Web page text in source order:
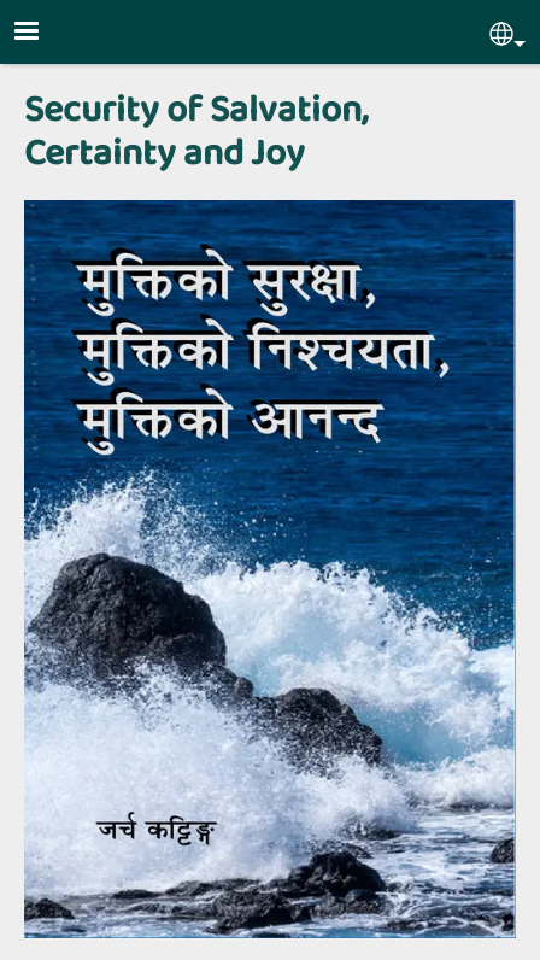
Skip to main content
Security of Salvation,
Certainty and Joy